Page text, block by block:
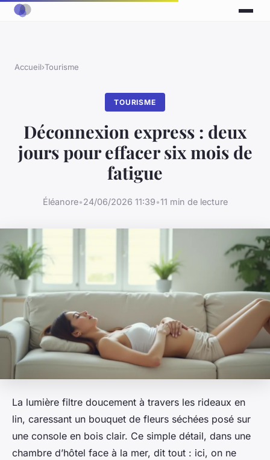
Accueil›Tourisme
TOURISME
Déconnexion express : deux
jours pour effacer six mois de
fatigue
Éléanore•24/06/2026 11:39•11 min de lecture
La lumière filtre doucement à travers les rideaux en
lin, caressant un bouquet de fleurs séchées posé sur
une console en bois clair. Ce simple détail, dans une
chambre d’hôtel face à la mer, dit tout : ici, on ne